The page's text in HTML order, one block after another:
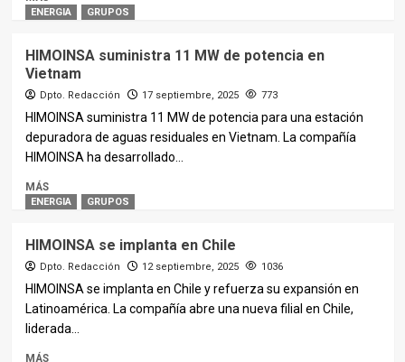
ENERGIA GRUPOS
HIMOINSA suministra 11 MW de potencia en
Vietnam
Dpto. Redacción 17 septiembre, 2025 773
HIMOINSA suministra 11 MW de potencia para una estación
depuradora de aguas residuales en Vietnam. La compañía
HIMOINSA ha desarrollado...
MÁS
ENERGIA GRUPOS
HIMOINSA se implanta en Chile
Dpto. Redacción 12 septiembre, 2025 1036
HIMOINSA se implanta en Chile y refuerza su expansión en
Latinoamérica. La compañía abre una nueva filial en Chile,
liderada...
MÁS